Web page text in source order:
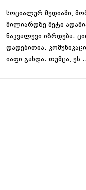
სოციალურ მედიაში,
მილიარდზე მეტი
ნაკვალევი იზრდება.
დადებითია.
იაფი გახდა. თუმცა, ეს